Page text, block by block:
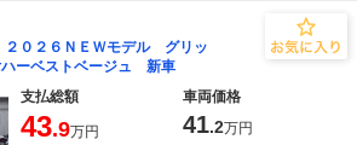
０２６ＮＥＷモデル グリッ
ハーベストベージュ 新車
支払総額
車両価格
43.9万円 41.2万円